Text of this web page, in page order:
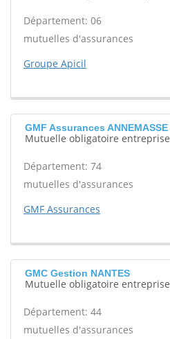
Département: 06
mutuelles d'assurances
Groupe Apicil
GMF Assurances ANNEMASSE
Mutuelle obligatoire entreprise
Département: 74
mutuelles d'assurances
GMF Assurances
GMC Gestion NANTES
Mutuelle obligatoire entreprise
Département: 44
mutuelles d'assurances